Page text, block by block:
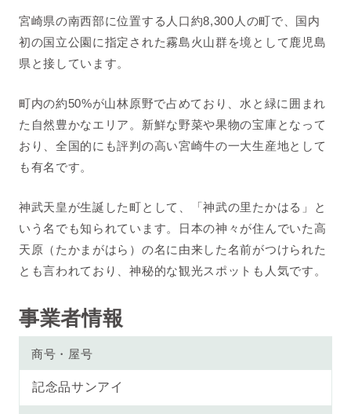
宮崎県の南西部に位置する人口約8,300人の町で、国内
初の国立公園に指定された霧島火山群を境として鹿児島
県と接しています。
町内の約50%が山林原野で占めており、水と緑に囲まれ
た自然豊かなエリア。新鮮な野菜や果物の宝庫となって
おり、全国的にも評判の高い宮崎牛の一大生産地として
も有名です。
神武天皇が生誕した町として、「神武の里たかはる」と
いう名でも知られています。日本の神々が住んでいた高
天原（たかまがはら）の名に由来した名前がつけられた
とも言われており、神秘的な観光スポットも人気です。
事業者情報
商号・屋号
記念品サンアイ